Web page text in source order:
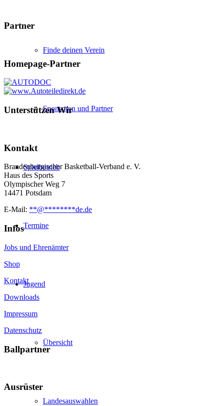
Finde deinen Verein
Sponsoren und Partner
Spielbetrieb
Termine
Jugend
Übersicht
Landesauswahlen
Partner
Homepage-Partner
Unterstützen Wir
Kontakt
Brandenburgischer Basketball-Verband e. V.
Haus des Sports
Olympischer Weg 7
14471 Potsdam
E-Mail: **@********de.de
Infos
Jobs und Ehrenämter
Shop
Kontakt
Downloads
Impressum
Datenschutz
Ballpartner
Ausrüster